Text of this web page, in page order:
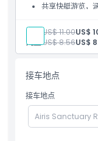
取消政策
共享快艇游览，
共享酒店接送或直
成人: US$ 11.00US$
儿童:US$ 8.56US$
接车地点
接车地点